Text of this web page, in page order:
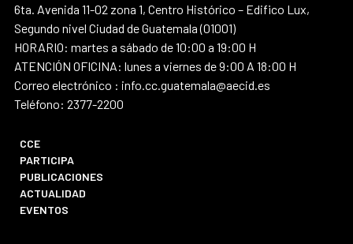
6ta. Avenida 11-02 zona 1, Centro Histórico – Edifico Lux,
Segundo nivel Ciudad de Guatemala (01001)
HORARIO: martes a sábado de 10:00 a 19:00 H
ATENCIÓN OFICINA: lunes a viernes de 9:00 A 18:00 H
Correo electrónico : info.cc.guatemala@aecid.es
Teléfono: 2377-2200
CCE
PARTICIPA
PUBLICACIONES
ACTUALIDAD
EVENTOS